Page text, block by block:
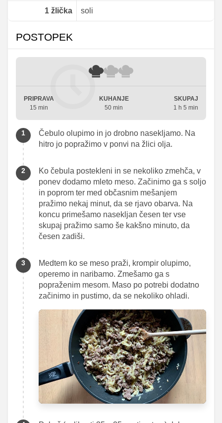
1žlička soli
POSTOPEK
PRIPRAVA
15 min
KUHANJE
50 min
SKUPAJ
1 h 5 min
Čebulo olupimo in jo drobno nasekljamo. Na
hitro jo popražimo v ponvi na žlici olja.
Ko čebula postekleni in se nekoliko zmehča, v
ponev dodamo mleto meso. Začinimo ga s soljo
in poprom ter med občasnim mešanjem
pražimo nekaj minut, da se rjavo obarva. Na
koncu primešamo nasekljan česen ter vse
skupaj pražimo samo še kakšno minuto, da
česen zadiši.
Medtem ko se meso praži, krompir olupimo,
operemo in naribamo. Zmešamo ga s
popraženim mesom. Maso po potrebi dodatno
začinimo in pustimo, da se nekoliko ohladi.